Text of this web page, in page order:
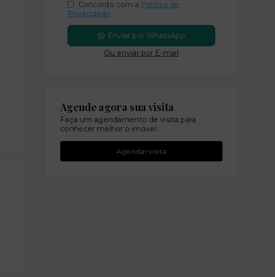
Concordo com a Política de
Privacidade
Enviar por WhatsApp
Ou enviar por E-mail
Agende agora sua visita
Faça um agendamento de visita para
conhecer melhor o imóvel.
Agendar visita